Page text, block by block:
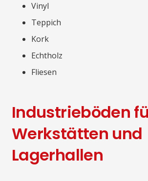
Vinyl
Teppich
Kork
Echtholz
Fliesen
Industrieböden
Werkstätten und
Lagerhallen